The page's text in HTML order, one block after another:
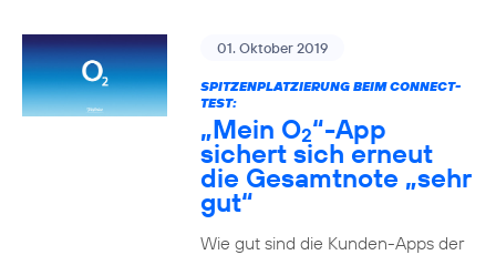
01. Oktober 2019
SPITZENPLATZIERUNG BEIM CONNECT-
TEST:
„Mein O2“-App
sichert sich erneut
die Gesamtnote „sehr
gut“
Wie gut sind die Kunden-Apps der